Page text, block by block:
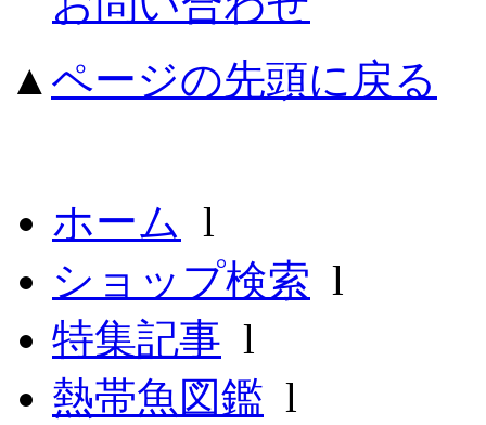
▲ ページの先頭に戻る
ホーム l
ショップ検索 l
特集記事 l
熱帯魚図鑑 l